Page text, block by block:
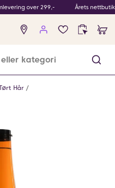
over 299,- Årets
Ingen
produkter
Hår